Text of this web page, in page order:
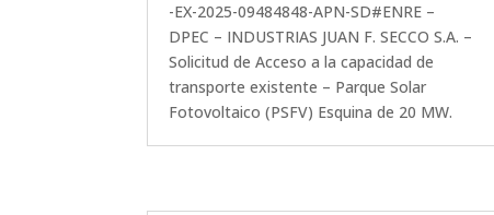
-EX-2025-09484848-APN-SD#ENRE –
DPEC – INDUSTRIAS JUAN F. SECCO S.A. –
Solicitud de Acceso a la capacidad de
transporte existente – Parque Solar
Fotovoltaico (PSFV) Esquina de 20 MW.